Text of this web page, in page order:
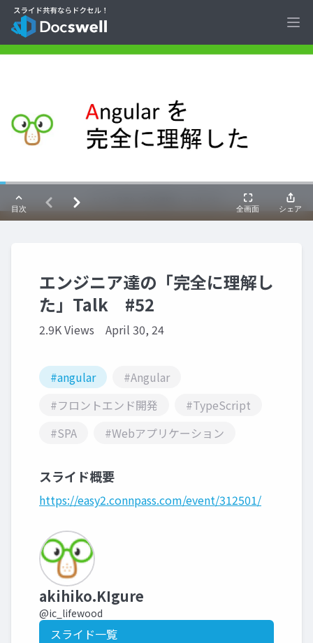
エンジニア達の「完全に理解し
た」Talk #52
2.9K Views April 30, 24
#angular
#Angular
#フロントエンド開発
#TypeScript
#SPA
#Webアプリケーション
スライド概要
https://easy2.connpass.com/event/312501/
akihiko.KIgure
@ic_lifewood
スライド一覧